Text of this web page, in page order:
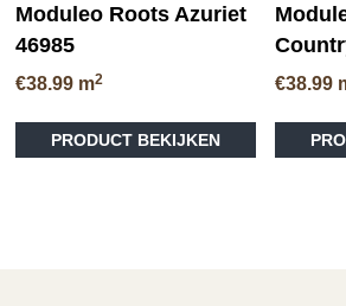
Moduleo Roots Azuriet
46985
€38.99 m2
PRODUCT BEKIJKEN
€38.99